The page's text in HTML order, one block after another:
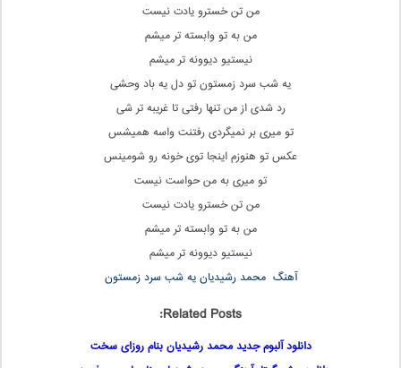
من تن خسترو یادت نیست
من به تو وابسته تر میشم
نیستیو دیوونه تر میشم
یه شب سرد زمستون تو دل یه باد وحشی
رد شدی از من تنها رفتی تا غریبه تر شی
تو میری بر نمیگردی رفتنت واسه همیشس
عکس تو هنوزم اینجا توی خونه رو شومینس
تو میری به من حواست نیست
من تن خسترو یادت نیست
من به تو وابسته تر میشم
نیستیو دیوونه تر میشم
آهنگ محمد رشیدیان یه شب سرد زمستون
Related Posts:
دانلود آلبوم جدید محمد رشیدیان بنام روزای سخت